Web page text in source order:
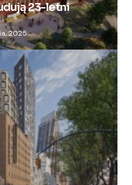
23-letni
2025
w nowoczesny